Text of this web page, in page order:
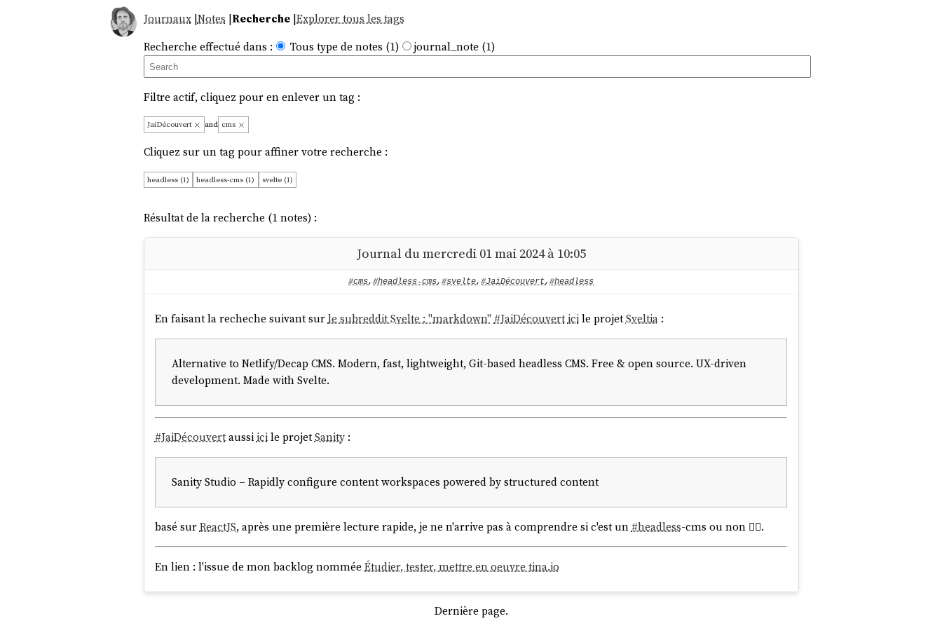
Journaux|Notes |Recherche|Explorer tous les tags
Recherche effectué dans :
Tous type de notes (1) journal_note (1)
Filtre actif, cliquez pour en enlever un tag :
JaiDécouvert and cms
Cliquez sur un tag pour affiner votre recherche :
headless (1) headless-cms (1) svelte (1)
Résultat de la recherche (1 notes) :
Journal du mercredi 01 mai 2024 à 10:05
#cms, #headless-cms, #svelte, #JaiDécouvert, #headless
En faisant la recheche suivant surle subreddit Svelte : "markdown" #JaiDécouverticile projetSveltia:
Alternative to Netlify/Decap CMS. Modern, fast, lightweight, Git-based headless CMS. Free & open source. UX-driven
development. Made with Svelte.
#JaiDécouvertaussiicile projetSanity:
Sanity Studio – Rapidly configure content workspaces powered by structured content
basé surReactJS, après une première lecture rapide, je ne n'arrive pas à comprendre si c'est un #headless-cms ou non 🙅‍♀️.
En lien : l'issue de mon backlog nommée Étudier, tester, mettre en oeuvre tina.io
Dernière page.